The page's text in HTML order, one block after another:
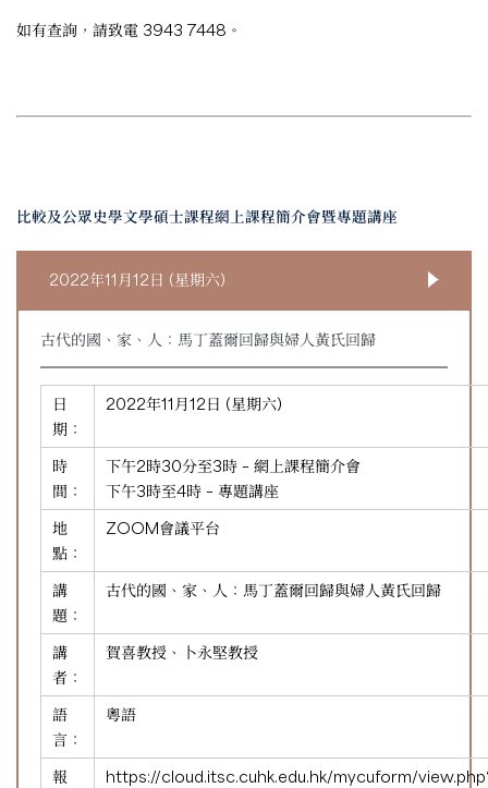
如有查詢，請致電 3943 7448。
比較及公眾史學文學碩士課程網上課程簡介會暨專題講座
2022年11月12日 (星期六)
古代的國、家、人：馬丁蓋爾回歸與婦人黃氏回歸
日
期：
2022年11月12日 (星期六)
時
間：
下午2時30分至3時 – 網上課程簡介會
下午3時至4時 – 專題講座
地
點：
ZOOM會議平台
講
題：
古代的國、家、人：馬丁蓋爾回歸與婦人黃氏回歸
講
者：
賀喜教授、卜永堅教授
語
言：
粵語
報
https://cloud.itsc.cuhk.edu.hk/mycuform/